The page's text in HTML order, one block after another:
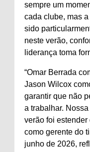
sempre um
cada clube, mas
sido
neste verão,
liderança toma
“Omar Berrada
Jason Wilcox
garantir que não
a trabalhar.
verão foi estender
como gerente do
junho de 2026,